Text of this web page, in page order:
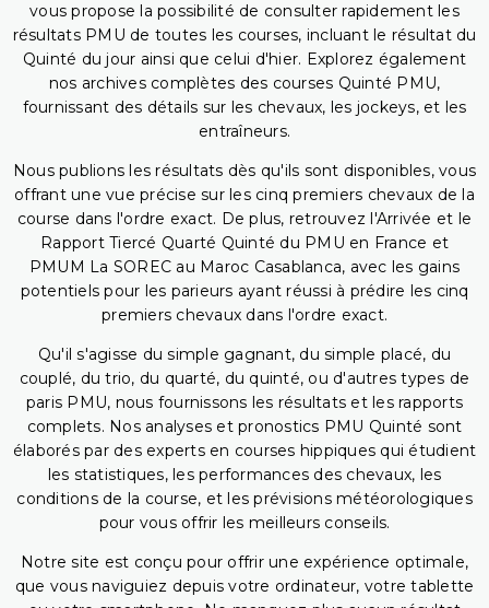
vous propose la possibilité de consulter rapidement les
résultats PMU de toutes les courses, incluant le résultat du
Quinté du jour ainsi que celui d'hier. Explorez également
nos archives complètes des courses Quinté PMU,
fournissant des détails sur les chevaux, les jockeys, et les
entraîneurs.
Nous publions les résultats dès qu'ils sont disponibles, vous
offrant une vue précise sur les cinq premiers chevaux de la
course dans l'ordre exact. De plus, retrouvez l'Arrivée et le
Rapport Tiercé Quarté Quinté du PMU en France et
PMUM La SOREC au Maroc Casablanca, avec les gains
potentiels pour les parieurs ayant réussi à prédire les cinq
premiers chevaux dans l'ordre exact.
Qu'il s'agisse du simple gagnant, du simple placé, du
couplé, du trio, du quarté, du quinté, ou d'autres types de
paris PMU, nous fournissons les résultats et les rapports
complets. Nos analyses et pronostics PMU Quinté sont
élaborés par des experts en courses hippiques qui étudient
les statistiques, les performances des chevaux, les
conditions de la course, et les prévisions météorologiques
pour vous offrir les meilleurs conseils.
Notre site est conçu pour offrir une expérience optimale,
que vous naviguiez depuis votre ordinateur, votre tablette